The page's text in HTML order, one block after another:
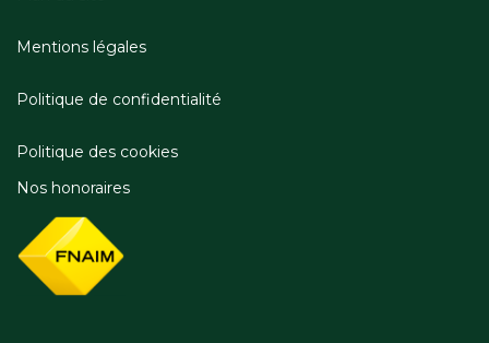
Mentions légales
Politique de confidentialité
Politique des cookies
Nos honoraires